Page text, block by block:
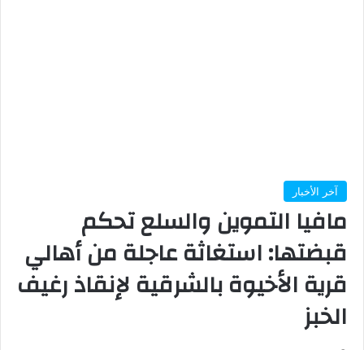
آخر الأخبار
مافيا التموين والسلع تحكم
قبضتها: استغاثة عاجلة من أهالي
قرية الأخيوة بالشرقية لإنقاذ رغيف
الخبز